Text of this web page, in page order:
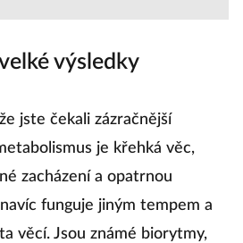
výsledky
jste čekali zázračnější
je křehká věc,
zacházení a opatrnou
funguje jiným tempem a
věcí. Jsou známé biorytmy,